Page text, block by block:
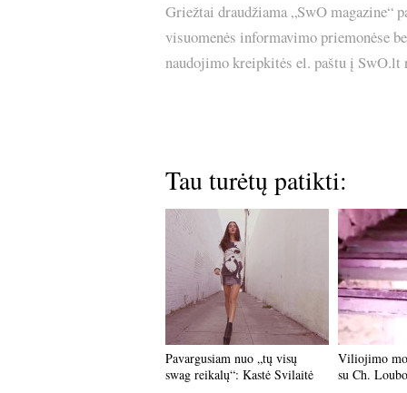
Griežtai draudžiama „SwO magazine“
visuomenės informavimo priemonėse
naudojimo kreipkitės el. paštu į
Tau turėtų patikti:
Pavargusiam nuo „tų visų
swag reikalų“: Kastė Svilaitė
Viliojimo
su Ch.